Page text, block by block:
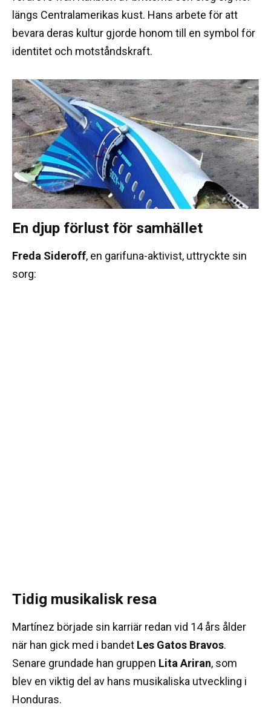
längs Centralamerikas kust. Hans arbete för att
bevara deras kultur gjorde honom till en symbol för
identitet och motståndskraft.
En djup förlust för samhället
Freda Sideroff, en garifuna-aktivist, uttryckte sin
sorg:
Tidig musikalisk resa
Martínez började sin karriär redan vid 14 års ålder
när han gick med i bandet Les Gatos Bravos.
Senare grundade han gruppen Lita Ariran, som
blev en viktig del av hans musikaliska utveckling i
Honduras.